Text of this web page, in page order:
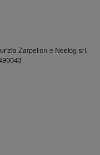
Zarpellon e Neelog srl.